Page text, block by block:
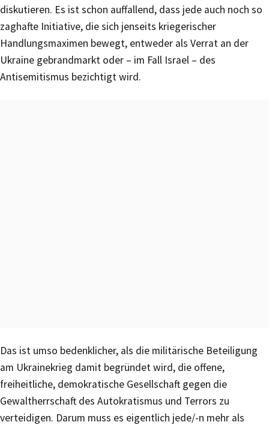
diskutieren. Es ist schon auffallend, dass jede auch noch so
zaghafte Initiative, die sich jenseits kriegerischer
Handlungsmaximen bewegt, entweder als Verrat an der
Ukraine gebrandmarkt oder – im Fall Israel – des
Antisemitismus bezichtigt wird.
Das ist umso bedenklicher, als die militärische Beteiligung
am Ukrainekrieg damit begründet wird, die offene,
freiheitliche, demokratische Gesellschaft gegen die
Gewaltherrschaft des Autokratismus und Terrors zu
verteidigen. Darum muss es eigentlich jede/-n mehr als